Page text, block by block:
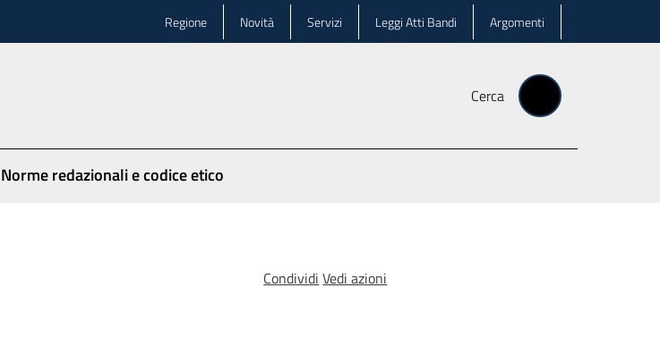
Regione Novità Servizi Leggi Atti Bandi Argomenti
Cerca
Norme redazionali e codice etico
Condividi Vedi azioni